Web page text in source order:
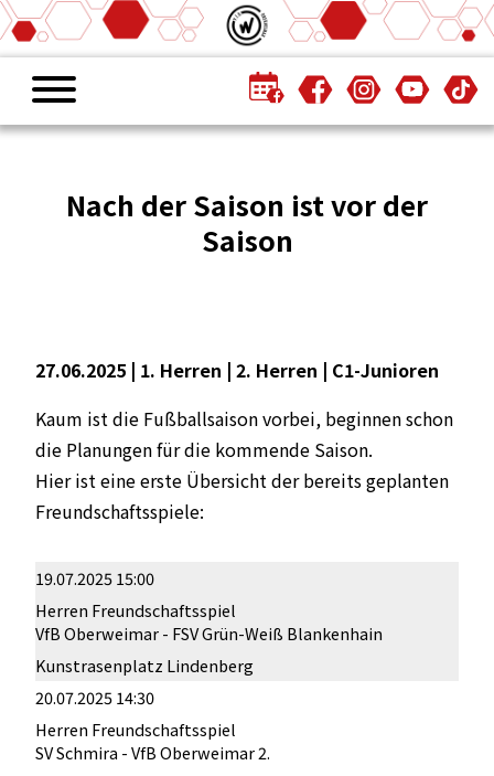
Nach der Saison ist vor der
Saison
27.06.2025 | 1. Herren | 2. Herren | C1-Junioren
Kaum ist die Fußballsaison vorbei, beginnen schon
die Planungen für die kommende Saison.
Hier ist eine erste Übersicht der bereits geplanten
Freundschaftsspiele:
19.07.2025 15:00
Herren Freundschaftsspiel
VfB Oberweimar - FSV Grün-Weiß Blankenhain
Kunstrasenplatz Lindenberg
20.07.2025 14:30
Herren Freundschaftsspiel
SV Schmira - VfB Oberweimar 2.